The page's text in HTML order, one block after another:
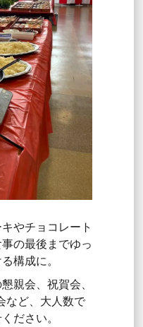
やチョコレート
の最後までゆっ
構成に。
親会、祝賀会、
など、大人数で
ださい。